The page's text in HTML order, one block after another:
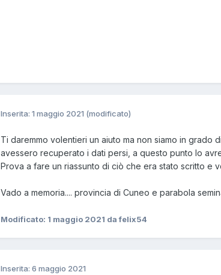
Inserita: 1 maggio 2021 (modificato)
Ti daremmo volentieri un aiuto ma non siamo in
avessero recuperato i dati persi, a questo punto lo
Prova a fare un riassunto di ciò che era stato scritto e
Vado a memoria.... provincia di Cuneo e parabola
Modificato: 1 maggio 2021 da felix54
Inserita: 6 maggio 2021